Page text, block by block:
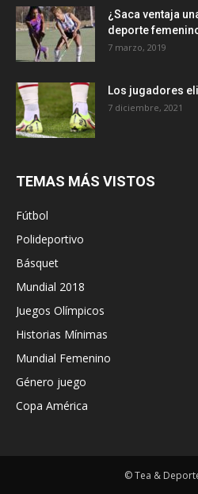
¿Saca ventaja
deporte
7 marzo, 2019
Los jugadores
7 diciembre, 2021
TEMAS MÁS VISTOS
Fútbol
Polideportivo
Básquet
Mundial 2018
Juegos Olímpicos
Historias Mínimas
Mundial Femenino
Género juego
Copa América
© Tea &